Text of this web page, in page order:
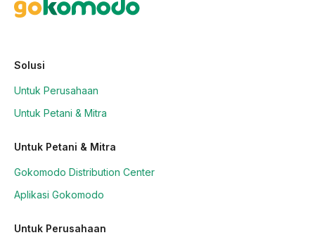
Solusi
Untuk Perusahaan
Untuk Petani & Mitra
Untuk Petani & Mitra
Gokomodo Distribution Center
Aplikasi Gokomodo
Untuk Perusahaan